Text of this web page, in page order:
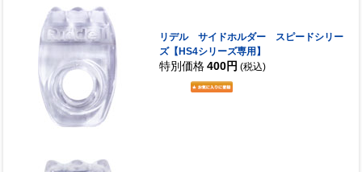
リデル サイドホルダー スピードシリー
ズ【HS4シリーズ専用】
特別価格 400円 (税込)